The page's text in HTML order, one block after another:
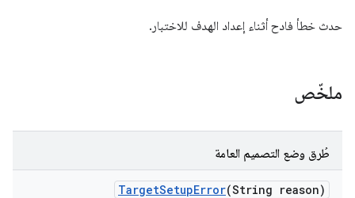
حدث خطأ فادح أثناء إعداد الهدف للاختبار.
ملخّص
طُرق وضع التصميم العامة
TargetSetupError(String reason)